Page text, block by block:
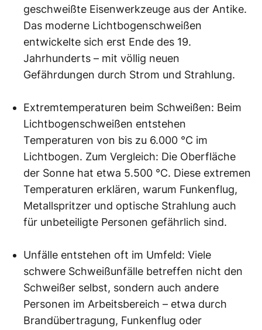
geschweißte Eisenwerkzeuge aus der Antike.
Das moderne Lichtbogenschweißen
entwickelte sich erst Ende des 19.
Jahrhunderts – mit völlig neuen
Gefährdungen durch Strom und Strahlung.
Extremtemperaturen beim Schweißen: Beim
Lichtbogenschweißen entstehen
Temperaturen von bis zu 6.000 °C im
Lichtbogen. Zum Vergleich: Die Oberfläche
der Sonne hat etwa 5.500 °C. Diese extremen
Temperaturen erklären, warum Funkenflug,
Metallspritzer und optische Strahlung auch
für unbeteiligte Personen gefährlich sind.
Unfälle entstehen oft im Umfeld: Viele
schwere Schweißunfälle betreffen nicht den
Schweißer selbst, sondern auch andere
Personen im Arbeitsbereich – etwa durch
Brandübertragung, Funkenflug oder